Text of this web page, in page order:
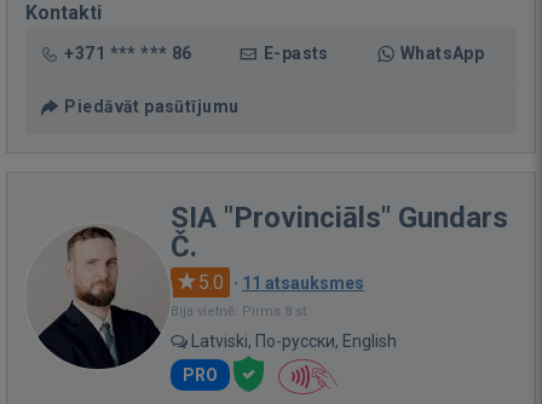
Kontakti
+371 *** *** 86 E-pasts WhatsApp
Piedāvāt pasūtījumu
SIA "Provinciāls" Gundars
Č.
5.0 · 11 atsauksmes
Bija vietnē: Pirms 8 st.
Latviski, По-русски, English
PRO